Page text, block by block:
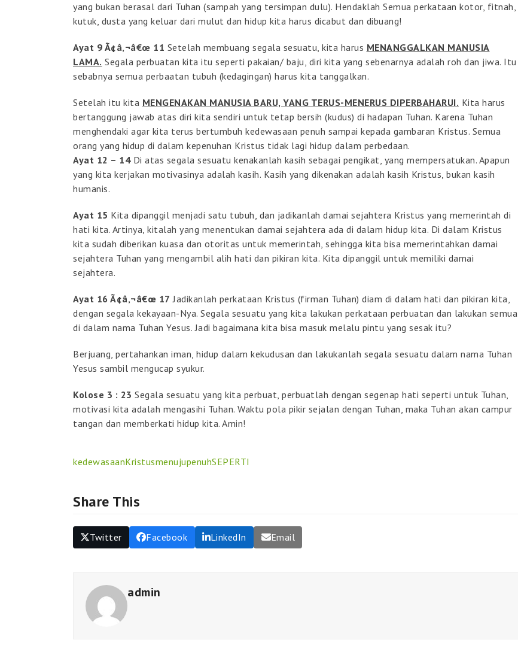
yang bukan berasal dari Tuhan (sampah yang tersimpan dulu). Hendaklah Semua perkataan kotor, fitnah,
kutuk, dusta yang keluar dari mulut dan hidup kita harus dicabut dan dibuang!
Ayat 9 Ã¢â‚¬â€œ 11 Setelah membuang segala sesuatu, kita harus MENANGGALKAN MANUSIA
LAMA. Segala perbuatan kita itu seperti pakaian/ baju, diri kita yang sebenarnya adalah roh dan jiwa. Itu
sebabnya semua perbaatan tubuh (kedagingan) harus kita tanggalkan.
Setelah itu kita MENGENAKAN MANUSIA BARU, YANG TERUS-MENERUS DIPERBAHARUI. Kita harus
bertanggung jawab atas diri kita sendiri untuk tetap bersih (kudus) di hadapan Tuhan. Karena Tuhan
menghendaki agar kita terus bertumbuh kedewasaan penuh sampai kepada gambaran Kristus. Semua
orang yang hidup di dalam kepenuhan Kristus tidak lagi hidup dalam perbedaan.
Ayat 12 – 14Di atas segala sesuatu kenakanlah kasih sebagai pengikat, yang mempersatukan. Apapun
yang kita kerjakan motivasinya adalah kasih. Kasih yang dikenakan adalah kasih Kristus, bukan kasih
humanis.
Ayat 15 Kita dipanggil menjadi satu tubuh, dan jadikanlah damai sejahtera Kristus yang memerintah di
hati kita. Artinya, kitalah yang menentukan damai sejahtera ada di dalam hidup kita. Di dalam Kristus
kita sudah diberikan kuasa dan otoritas untuk memerintah, sehingga kita bisa memerintahkan damai
sejahtera Tuhan yang mengambil alih hati dan pikiran kita. Kita dipanggil untuk memiliki damai
sejahtera.
Ayat 16 Ã¢â‚¬â€œ 17 Jadikanlah perkataan Kristus (firman Tuhan) diam di dalam hati dan pikiran kita,
dengan segala kekayaan-Nya. Segala sesuatu yang kita lakukan perkataan perbuatan dan lakukan semua
di dalam nama Tuhan Yesus. Jadi bagaimana kita bisa masuk melalu pintu yang sesak itu?
Berjuang, pertahankan iman, hidup dalam kekudusan dan lakukanlah segala sesuatu dalam nama Tuhan
Yesus sambil mengucap syukur.
Kolose 3 : 23 Segala sesuatu yang kita perbuat, perbuatlah dengan segenap hati seperti untuk Tuhan,
motivasi kita adalah mengasihi Tuhan. Waktu pola pikir sejalan dengan Tuhan, maka Tuhan akan campur
tangan dan memberkati hidup kita. Amin!
kedewasaanKristusmenujupenuhSEPERTI
Share This
Twitter Facebook LinkedIn Email
admin